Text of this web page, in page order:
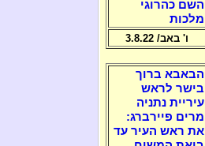
השם כהרוגי
מלכות
ו' באב/ 3.8.22
הבאבא ברוך
בישר לראש
עיריית נתניה
מרים פיירברג:
את ראש העיר עד